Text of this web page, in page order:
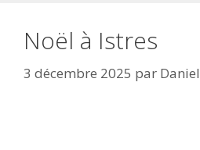
Noël à Istres
3 décembre 2025 par